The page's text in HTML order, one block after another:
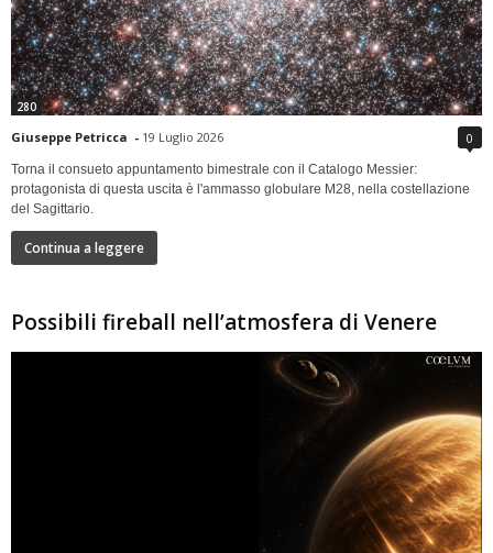
280
Giuseppe Petricca - 19 Luglio 2026 0
Torna il consueto appuntamento bimestrale con il Catalogo Messier:
protagonista di questa uscita è l'ammasso globulare M28, nella costellazione
del Sagittario.
Continua a leggere
Possibili fireball nell’atmosfera di Venere